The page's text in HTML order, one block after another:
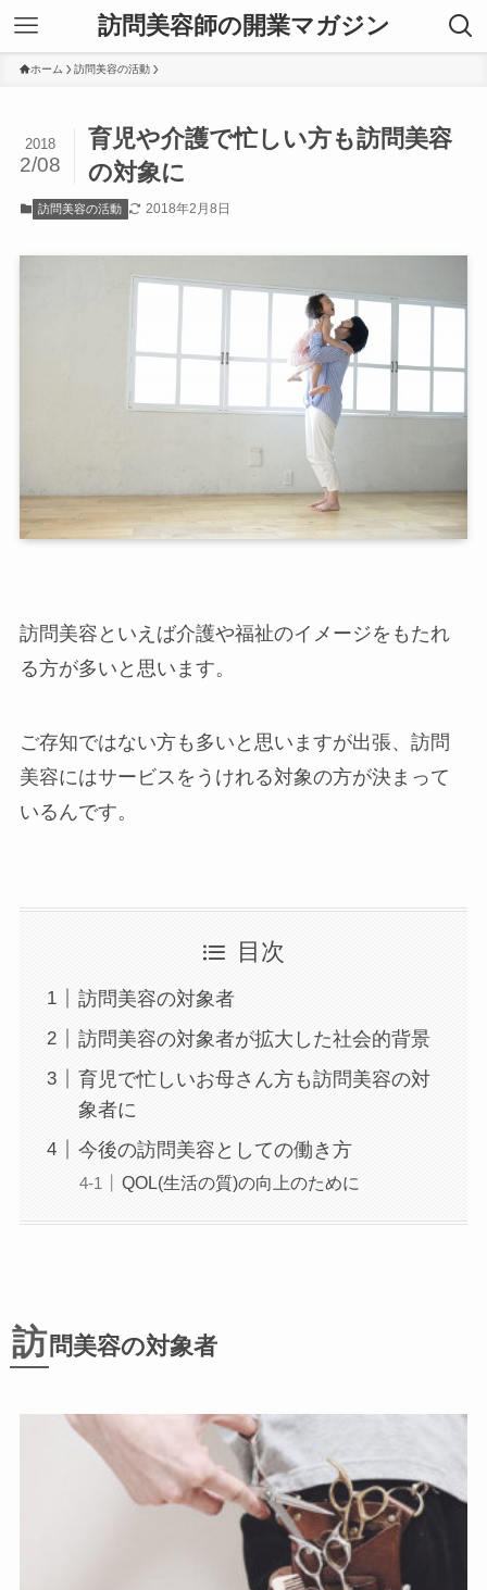
訪問美容師の開業マガジン
ホーム 訪問美容の活動
育児や介護で忙しい方も訪問美容
の対象に
2018
2/08
訪問美容の活動 2018年2月8日
訪問美容といえば介護や福祉のイメージをもたれ
る方が多いと思い ます。
ご存知ではない方も多いと思いますが出張、訪問
美容にはサービスをうけれる対象の方が決まって
いるんです。
目次
訪問美容の対象者
訪問美容の対象者が拡大した社会的背景
育児で忙しいお母さん方も訪問美容の対
象者に
今後の訪問美容としての働き方
QOL(生活の質)の向上のために
訪 問美容の対象者